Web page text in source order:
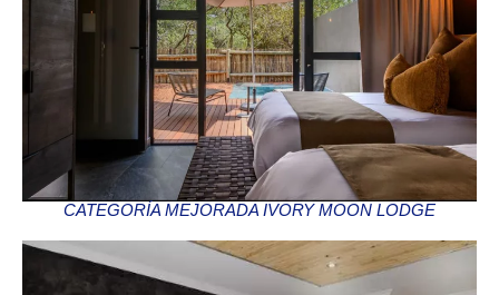
CATEGORÍA MEJORADA IVORY MOON LODGE